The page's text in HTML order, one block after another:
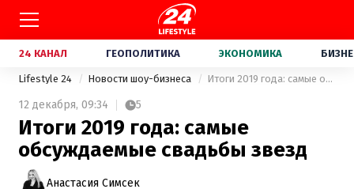
24 КАНАЛ ГЕОПОЛИТИКА ЭКОНОМИКА
Lifestyle 24 Новости шоу-бизнеса Итоги 2019 года: самые обсуждаемые свадьбы звезд
12 декабря, 09:34 5
Итоги 2019 года: самые
обсуждаемые свадьбы звезд
Анастасия Симсек